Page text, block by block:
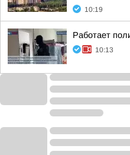
10:19
Работает
10:13